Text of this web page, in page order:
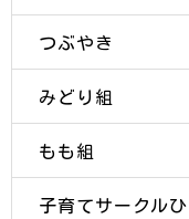
つぶやき
みどり組
もも組
子育てサークル